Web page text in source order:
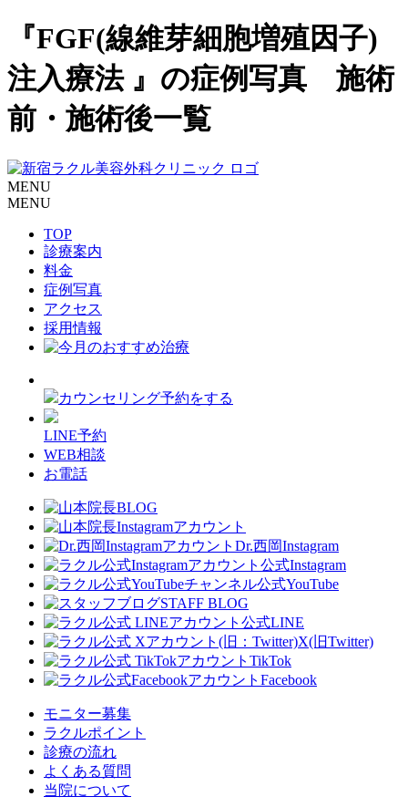
『FGF(線維芽細胞増殖因子)
注入療法 』の症例写真 施術
前・施術後一覧
MENU
MENU
TOP
診療案内
料金
症例写真
アクセス
採用情報
カウンセリング予約をする
LINE予約
WEB相談
お電話
Dr.西岡Instagram
公式Instagram
公式YouTube
STAFF BLOG
公式LINE
X(旧Twitter)
TikTok
Facebook
モニター募集
ラクルポイント
診療の流れ
よくある質問
当院について